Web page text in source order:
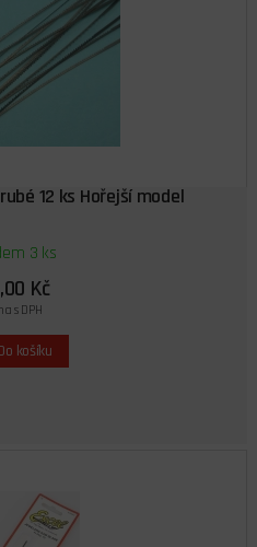
12 ks Hořejší model
3 ks
Kč
s DPH
košíku